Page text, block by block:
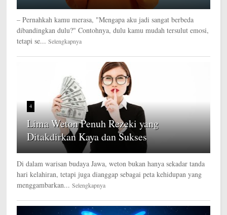
– Pernahkah kamu merasa, "Mengapa aku jadi sangat berbeda
dibandingkan dulu?" Contohnya, dulu kamu mudah tersulut emosi,
tetapi se... Selengkapnya
4
Lima Weton Penuh Rezeki yang
Ditakdirkan Kaya dan Sukses
Di dalam warisan budaya Jawa, weton bukan hanya sekadar tanda
hari kelahiran, tetapi juga dianggap sebagai peta kehidupan yang
menggambarkan... Selengkapnya